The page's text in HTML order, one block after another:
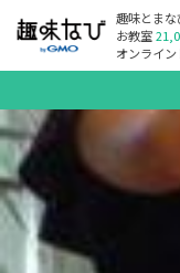
趣味とまな
お教室
オンライ